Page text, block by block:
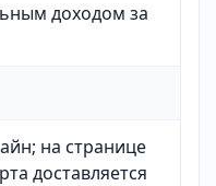
доходом за
на странице
доставляется